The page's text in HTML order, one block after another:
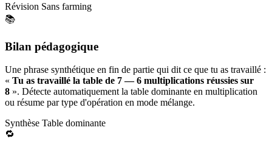
Révision Sans farming
📚
Bilan pédagogique
Une phrase synthétique en fin de partie qui dit ce que tu as travaillé :
« Tu as travaillé la table de 7 — 6 multiplications réussies sur
8 ». Détecte automatiquement la table dominante en multiplication
ou résume par type d'opération en mode mélange.
Synthèse Table dominante
🔁